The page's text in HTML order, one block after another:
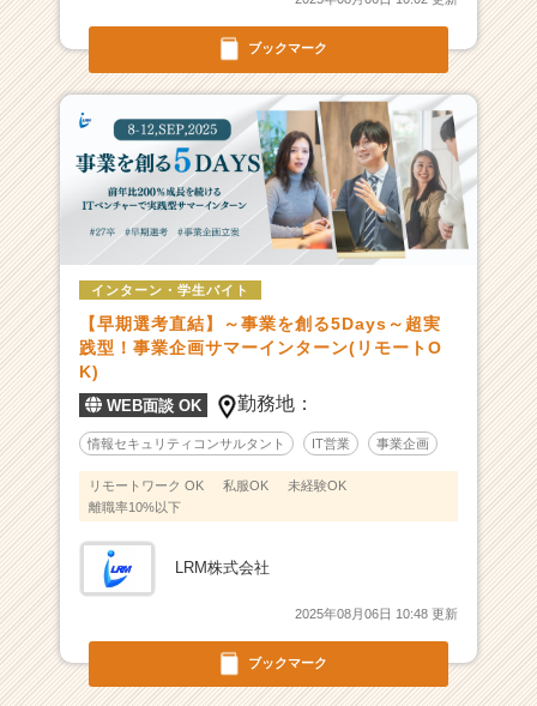
ブックマーク
ブックマーク
インターン・学生バイト
【早期選考直結】～事業を創る5Days～超実
践型！事業企画サマーインターン(リモートO
K)
WEB面談 OK 勤務地：
情報セキュリティコンサルタント IT営業 事業企画
リモートワーク OK 私服OK
未経験OK
離職率10%以下
LRM株式会社
2025年08月06日 10:48 更新